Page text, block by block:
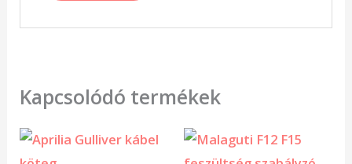
Kapcsolódó termékek